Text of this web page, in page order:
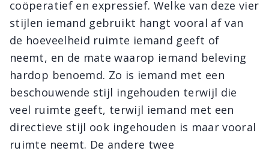
coöperatief en expressief. Welke van deze vier
stijlen iemand gebruikt hangt vooral af van
de hoeveelheid ruimte iemand geeft of
neemt, en de mate waarop iemand beleving
hardop benoemd. Zo is iemand met een
beschouwende stijl ingehouden terwijl die
veel ruimte geeft, terwijl iemand met een
directieve stijl ook ingehouden is maar vooral
ruimte neemt. De andere twee